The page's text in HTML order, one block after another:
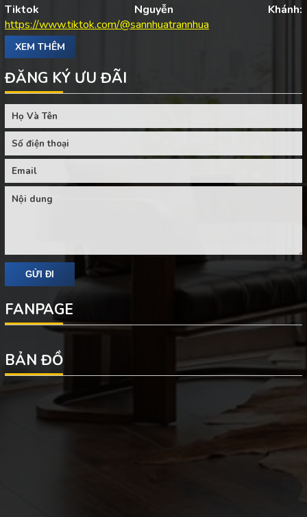
Tiktok Nguyễn Khánh:
https://www.tiktok.com/@sannhuatrannhua
XEM THÊM
ĐĂNG KÝ ƯU ĐÃI
FANPAGE
BẢN ĐỒ